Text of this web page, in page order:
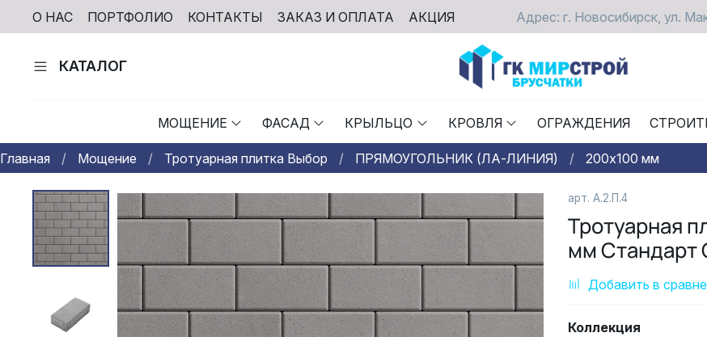
О НАС ПОРТФОЛИО КОНТАКТЫ ЗАКАЗ И ОПЛАТА АКЦИЯ Адрес: г. Новосибирск, ул.
КАТАЛОГ
МОЩЕНИЕ ФАСАД КРЫЛЬЦО КРОВЛЯ ОГРАЖДЕНИЯ
Главная Мощение Тротуарная плитка Выбор ПРЯМОУГОЛЬНИК (ЛА-ЛИНИЯ) 200х100 мм
арт. А.2.П.4
Тротуарная
мм Стандарт
Добавить в
Коллекция